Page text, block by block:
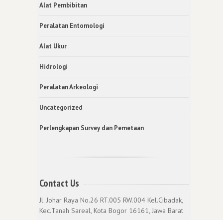
Alat Pembibitan
Peralatan Entomologi
Alat Ukur
Hidrologi
Peralatan Arkeologi
Uncategorized
Perlengkapan Survey dan Pemetaan
Contact Us
Jl. Johar Raya No.26 RT.005 RW.004 Kel.Cibadak,
Kec.Tanah Sareal, Kota Bogor 16161, Jawa Barat